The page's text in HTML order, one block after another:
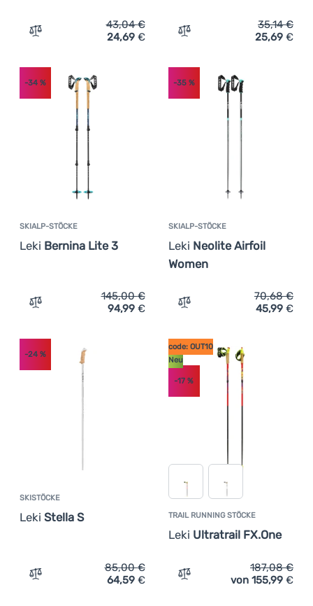
Zum Vergleich 'Handschuhe Leki Nordic Breeze Shark
43,04€
24,69 € Zum Vergleich 'Kinder
35,14€
25,69 €
SKIALP-STÖCKE
Leki Bernina Lite 3
-34 %
Zum Vergleich 'Skialp-Stöcke Leki Bernina Lite 3'
145,00€
94,99 €
SKIALP-STÖCKE
Leki Neolite Airfoil
Women
-35%
Zum Vergleich 'Skialp-
70,68€
45,99 €
SKISTÖCKE
Leki Stella S
-24 %
Zum Vergleich 'Skistöcke Leki Stella S' hinzufügen
85,00€
64,59 €
TRAIL RUNNING STÖCKE
Leki Ultratrail FX.One
code: OUT10
Neu
-17 %
Zum Vergleich 'Trail
187,08€
von 155,99 €